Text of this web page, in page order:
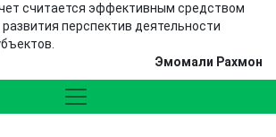
считается эффективным средством
перспектив деятельности
Эмомали Рахмон